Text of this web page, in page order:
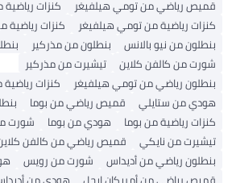
رياضي من تومي هيلفيغر
كنزات رياضية من جس
رياضية من تومي هيلفيغر
كنزات رياضية من
من نيو بالانس
بنطلون من مذركير
بنطلون
من كالفن كلاين
تيشيرت من مذركير
رياضي من تومي هيلفيغر
كنزات رياضية من
من ستايلي
قميص رياضي من بوما
بنطلون
رياضية من بوما
هودي من بوما
شورت من بوما
من نايكي
قميص رياضي من كالفن كلاين
رياضي من أديداس
شورت من رويس
هودي من